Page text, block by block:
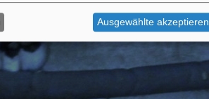
Ausgewählte akzeptieren